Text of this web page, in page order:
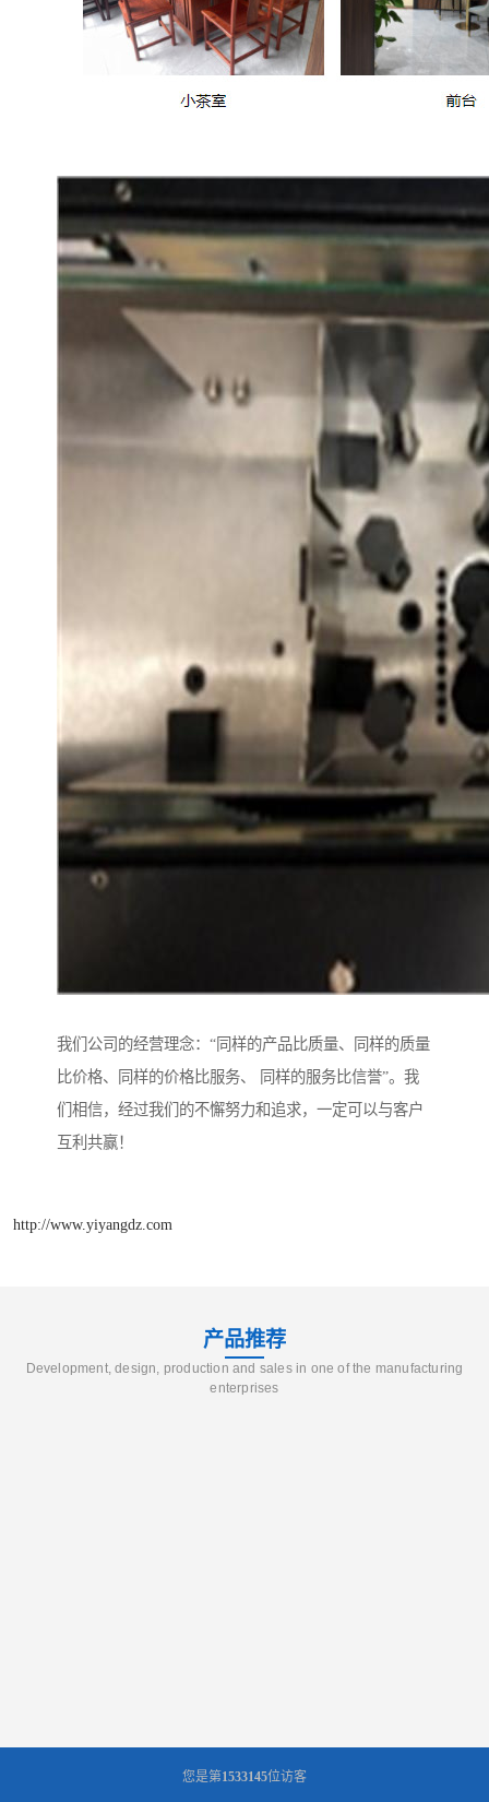
我们公司的经营理念：“同样的产品比质量、同样的质量
比价格、同样的价格比服务、 同样的服务比信誉”。我
们相信，经过我们的不懈努力和追求，一定可以与客户
互利共赢！
http://www.yiyangdz.com
产品推荐
Development, design, production and sales in one of the manufacturing
enterprises
您是第1533145位访客